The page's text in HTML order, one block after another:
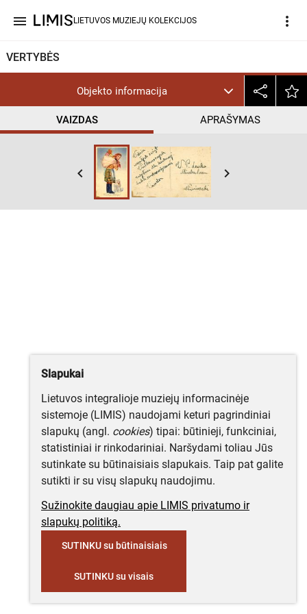
menu LIETUVOS MUZIEJŲ KOLEKCIJOS more_vert
VERTYBĖS
Objekto informacija
VAIZDAS APRAŠYMAS
keyboard_arrow_left keyboard_arrow_right
Slapukai
Lietuvos integralioje muziejų informacinėje
sistemoje (LIMIS) naudojami keturi pagrindiniai
slapukų (angl. cookies) tipai: būtinieji, funkciniai,
statistiniai ir rinkodariniai. Naršydami toliau Jūs
sutinkate su būtinaisiais slapukais. Taip pat galite
sutikti ir su visų slapukų naudojimu.
Sužinokite daugiau apie LIMIS privatumo ir
slapukų politiką.
SUTINKU su būtinaisiais
SUTINKU su visais